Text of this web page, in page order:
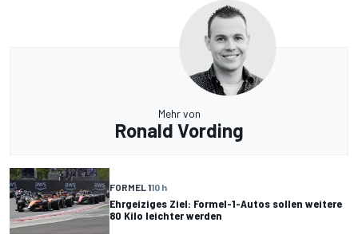
Mehr von
Ronald Vording
FORMEL 110 h
Ehrgeiziges Ziel: Formel-1-Autos sollen weitere
80 Kilo leichter werden